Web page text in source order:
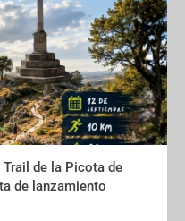
de la Picota de
de lanzamiento